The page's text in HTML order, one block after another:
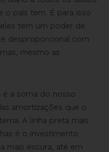
o país tem. É para isso
tem um poder de
desproporcional com
mesmo as
é a soma do nosso
amortizações que o
A linha preta mais
é o investimento
mais escura, até em